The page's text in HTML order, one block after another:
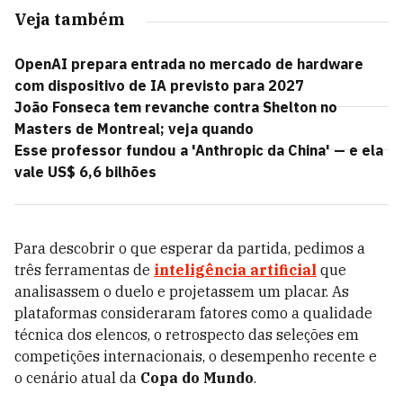
Veja também
OpenAI prepara entrada no mercado de hardware
com dispositivo de IA previsto para 2027
João Fonseca tem revanche contra Shelton no
Masters de Montreal; veja quando
Esse professor fundou a 'Anthropic da China' — e ela
vale US$ 6,6 bilhões
Para descobrir o que esperar da partida, pedimos a
três ferramentas de inteligência artificial que
analisassem o duelo e projetassem um placar. As
plataformas consideraram fatores como a qualidade
técnica dos elencos, o retrospecto das seleções em
competições internacionais, o desempenho recente e
o cenário atual da Copa do Mundo.